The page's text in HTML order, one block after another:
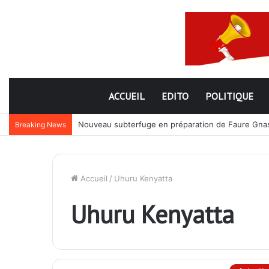
ACCUEIL EDITO POLITIQUE
Breaking News Nouveau subterfuge en préparation de Faure
Accueil / Uhuru Kenyatta
Uhuru Kenyatta